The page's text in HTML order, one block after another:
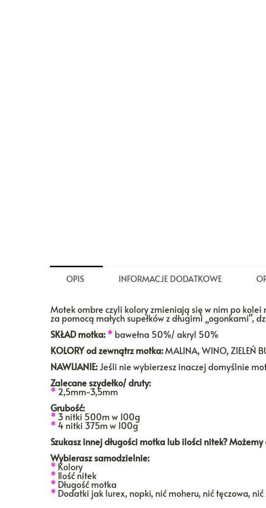
OPIS INFORMACJE DODATKOWE
Motek ombre czyli kolory zmieniają się w nim po kolei
za pomocą małych supełków z długimi „ogonkami”,
SKŁAD motka: * bawełna 50%/ akryl 50%
KOLORYod zewnątrz motka:MALINA, WINO, ZIELEŃ
NAWIJANIE:Jeśli nie wybierzesz inaczej domyślnie
Zalecane szydełko/ druty:
* 2,5mm-3,5mm
Grubość:
* 3 nitki 500m w 100g
* 4 nitki 375m w 100g
Szukasz innej długości motka lub ilości nitek?
Wybierasz samodzielnie:
* Kolory
* Ilość nitek
* Długość motka
* Dodatki jak lurex, nopki, nić moheru, nić tęczowa,